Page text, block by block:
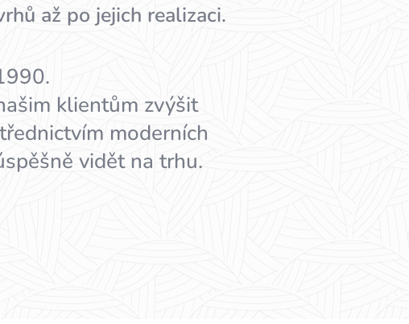
až po jejich realizaci.
klientům zvýšit
moderních
vidět na trhu.